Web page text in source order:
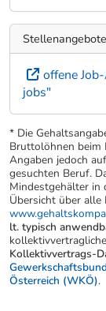
offene
jobs"
* Die
Bruttolöhnen beim
Angaben jedoch
gesuchten Beruf.
Mindestgehälter in
Übersicht über
lt. typisch
Kollektivvertrags-
Österreich (WKÖ).